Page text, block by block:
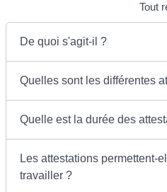
Tout
De quoi s'agit-il ?
Quelles sont les différentes
Quelle est la durée des
Les attestations permettent-
travailler ?